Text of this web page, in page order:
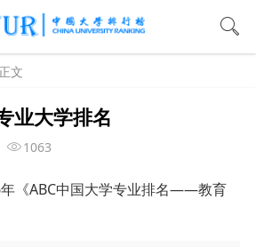
文
业大学排名
1063
《ABC中国大学专业排名——教育